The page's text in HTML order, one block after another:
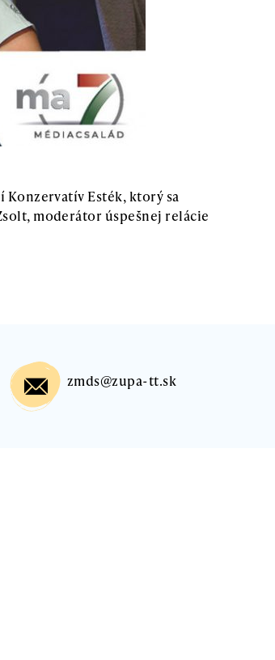
Konzervatív Esték, ktorý sa
moderátor úspešnej relácie
zmds@zupa-tt.sk